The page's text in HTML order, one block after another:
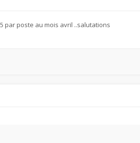
par poste au mois avril ..salutations